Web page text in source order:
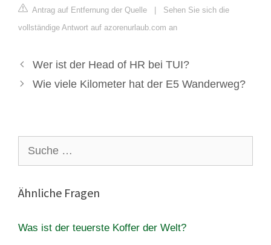
Antrag auf Entfernung der Quelle | Sehen Sie sich die
vollständige Antwort auf azorenurlaub.com an
Wer ist der Head of HR bei TUI?
Wie viele Kilometer hat der E5 Wanderweg?
nach:
Ähnliche Fragen
Was ist der teuerste Koffer der Welt?